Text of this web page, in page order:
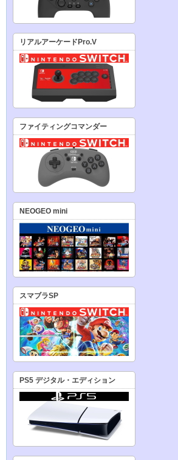
リアルアーケードPro.V
ファイティングコマンダー
NEOGEO mini
スマブラSP
PS5 デジタル・エディション